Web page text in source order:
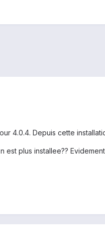
4.0.4. Depuis cette
plus installee??